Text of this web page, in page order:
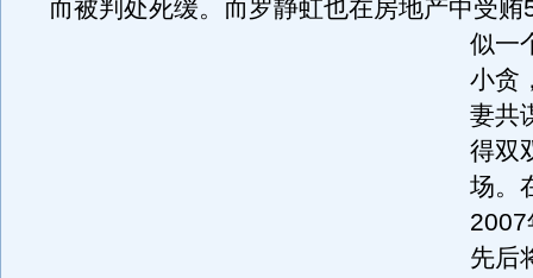
而被判处死缓。而罗静虹也在房地产中受贿
似一
小贪
妻共
得双
场。
2007
先后